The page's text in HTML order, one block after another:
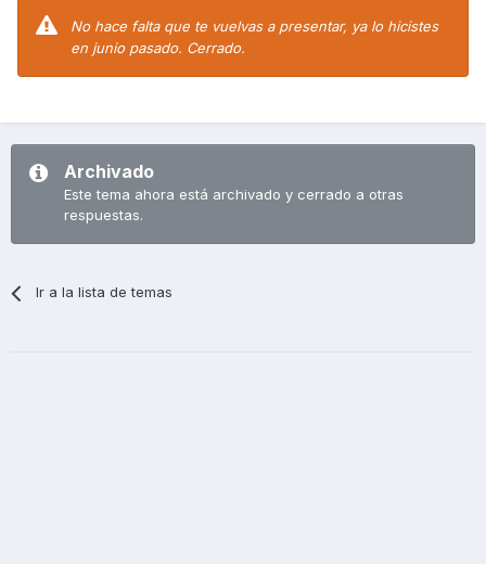
No hace falta que te vuelvas a presentar, ya lo hicistes
en junio pasado. Cerrado.
Archivado
Este tema ahora está archivado y cerrado a otras
respuestas.
Ir a la lista de temas